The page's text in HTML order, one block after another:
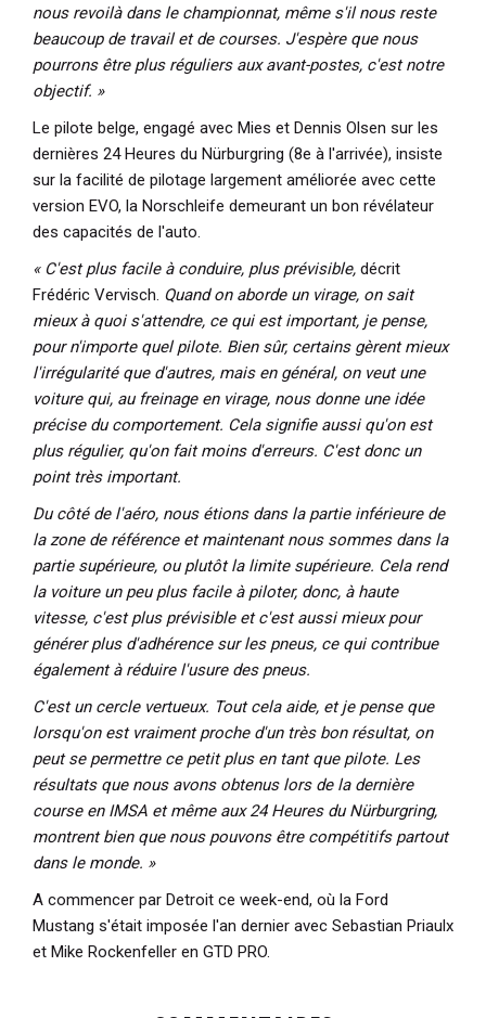
nous revoilà dans le championnat, même s'il nous reste
beaucoup de travail et de courses. J'espère que nous
pourrons être plus réguliers aux avant-postes, c'est notre
objectif. »
Le pilote belge, engagé avec Mies et Dennis Olsen sur les
dernières 24 Heures du Nürburgring (8e à l'arrivée), insiste
sur la facilité de pilotage largement améliorée avec cette
version EVO, la Norschleife demeurant un bon révélateur
des capacités de l'auto.
« C'est plus facile à conduire, plus prévisible, décrit
Frédéric Vervisch. Quand on aborde un virage, on sait
mieux à quoi s'attendre, ce qui est important, je pense,
pour n'importe quel pilote. Bien sûr, certains gèrent mieux
l'irrégularité que d'autres, mais en général, on veut une
voiture qui, au freinage en virage, nous donne une idée
précise du comportement. Cela signifie aussi qu'on est
plus régulier, qu'on fait moins d'erreurs. C'est donc un
point très important.
Du côté de l'aéro, nous étions dans la partie inférieure de
la zone de référence et maintenant nous sommes dans la
partie supérieure, ou plutôt la limite supérieure. Cela rend
la voiture un peu plus facile à piloter, donc, à haute
vitesse, c'est plus prévisible et c'est aussi mieux pour
générer plus d'adhérence sur les pneus, ce qui contribue
également à réduire l'usure des pneus.
C'est un cercle vertueux. Tout cela aide, et je pense que
lorsqu'on est vraiment proche d'un très bon résultat, on
peut se permettre ce petit plus en tant que pilote. Les
résultats que nous avons obtenus lors de la dernière
course en IMSA et même aux 24 Heures du Nürburgring,
montrent bien que nous pouvons être compétitifs partout
dans le monde. »
A commencer par Detroit ce week-end, où la Ford
Mustang s'était imposée l'an dernier avec Sebastian Priaulx
et Mike Rockenfeller en GTD PRO.